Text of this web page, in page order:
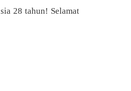
28 tahun! Selamat